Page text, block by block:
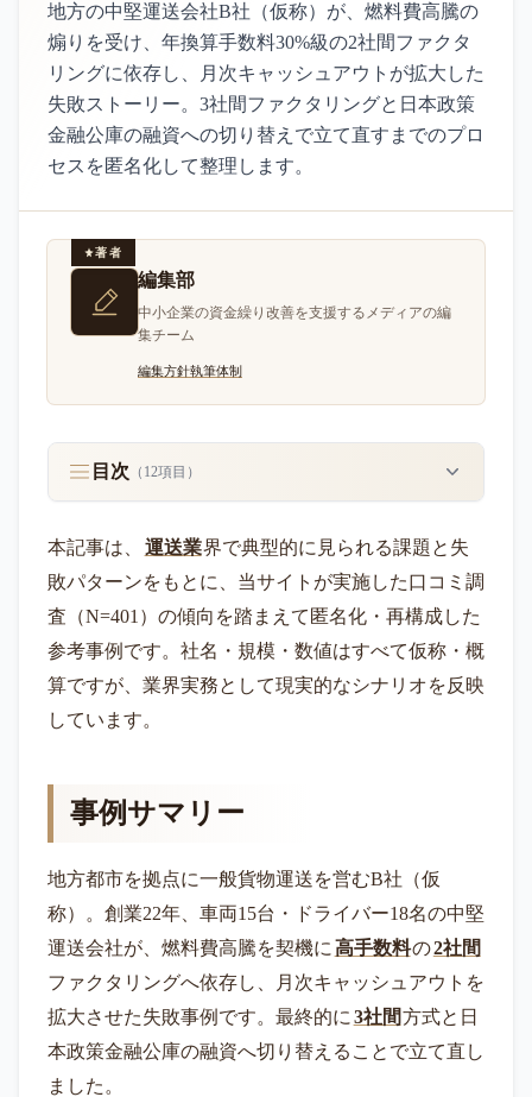
地方の中堅運送会社B社（仮称）が、燃料費高騰の
煽りを受け、年換算手数料30%級の2社間ファクタ
リングに依存し、月次キャッシュアウトが拡大した
失敗ストーリー。3社間ファクタリングと日本政策
金融公庫の融資への切り替えで立て直すまでのプロ
セスを匿名化して整理します。
著者
編集部
中小企業の資金繰り改善を支援するメディアの編
集チーム
編集方針執筆体制
目次 （ 12項目）
本記事は、 運送業界で典型的に見られる課題と失
敗パターンをもとに、当サイトが実施した口コミ調
査（N=401）の傾向を踏まえて匿名化・再構成した
参考事例です。社名・規模・数値はすべて仮称・概
算ですが、業界実務として現実的なシナリオを反映
しています。
事例サマリー
地方都市を拠点に一般貨物運送を営むB社（仮
称）。創業22年、車両15台・ドライバー18名の中堅
運送会社が、燃料費高騰を契機に 高手数料の2社間
ファクタリングへ依存し、月次キャッシュアウトを
拡大させた失敗事例です。最終的に 3社間方式と日
本政策金融公庫の融資へ切り替えることで立て直し
ました。